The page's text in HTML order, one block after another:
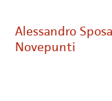
Alessandro
Novepunti